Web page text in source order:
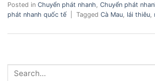
Posted in Chuyển phát nhanh Chuyển phát
phát nhanh quốc tế
Tagged Cà Mau lái thiêu